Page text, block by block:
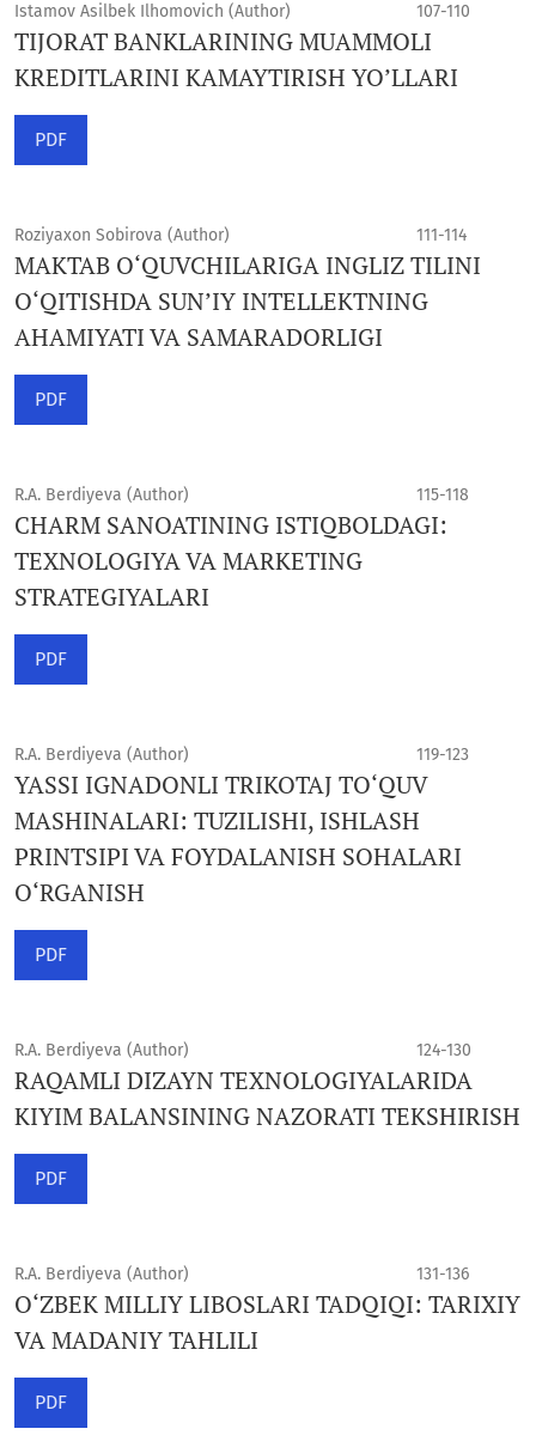
Istamov Asilbek Ilhomovich (Author) 107-110
TIJORAT BANKLARINING MUAMMOLI
KREDITLARINI KAMAYTIRISH YO’LLARI
PDF
Roziyaxon Sobirova (Author) 111-114
MAKTAB O‘QUVCHILARIGA INGLIZ TILINI
O‘QITISHDA SUN’IY INTELLEKTNING
AHAMIYATI VA SAMARADORLIGI
PDF
R.A. Berdiyeva (Author) 115-118
CHARM SANOATINING ISTIQBOLDAGI:
TEXNOLOGIYA VA MARKETING
STRATEGIYALARI
PDF
R.A. Berdiyeva (Author) 119-123
YASSI IGNADONLI TRIKOTAJ TO‘QUV
MASHINALARI: TUZILISHI, ISHLASH
PRINTSIPI VA FOYDALANISH SOHALARI
O‘RGANISH
PDF
R.A. Berdiyeva (Author) 124-130
RAQAMLI DIZAYN TEXNOLOGIYALARIDA
KIYIM BALANSINING NAZORATI TEKSHIRISH
PDF
R.A. Berdiyeva (Author) 131-136
O‘ZBEK MILLIY LIBOSLARI TADQIQI: TARIXIY
VA MADANIY TAHLILI
PDF